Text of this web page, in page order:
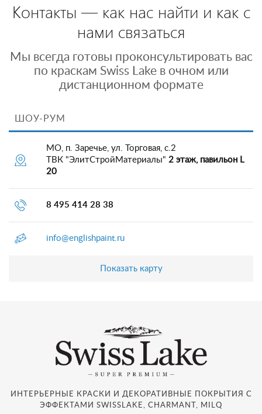
Контакты — как нас найти и как с
нами связаться
Мы всегда готовы проконсультировать вас
по краскам Swiss Lake в очном или
дистанционном формате
ШОУ-РУМ
МО, п. Заречье, ул. Торговая, с.2
ТВК "ЭлитСтройМатериалы" 2 этаж, павильон L
20
8 495 414 28 38
info@englishpaint.ru
Показать карту
ИНТЕРЬЕРНЫЕ КРАСКИ И ДЕКОРАТИВНЫЕ ПОКРЫТИЯ С
ЭФФЕКТАМИ SWISSLAKE, CHARMANT, MILQ